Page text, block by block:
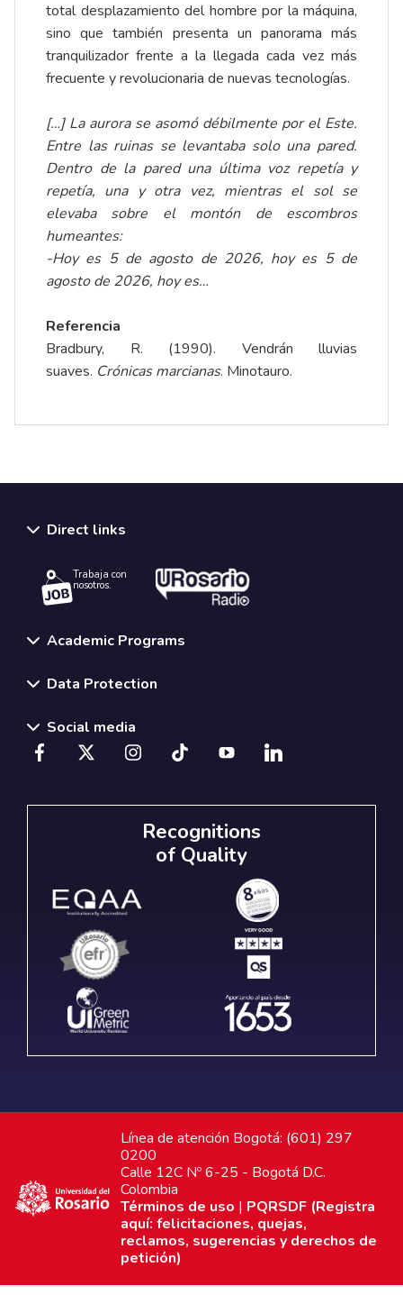
total desplazamiento del hombre por la máquina,
sino que también presenta un panorama más
tranquilizador frente a la llegada cada vez más
frecuente y revolucionaria de nuevas tecnologías.
[…] La aurora se asomó débilmente por el Este.
Entre las ruinas se levantaba solo una pared.
Dentro de la pared una última voz repetía y
repetía, una y otra vez, mientras el sol se
elevaba sobre el montón de escombros
humeantes:
-Hoy es 5 de agosto de 2026, hoy es 5 de
agosto de 2026, hoy es…
Referencia
Bradbury, R. (1990). Vendrán lluvias
suaves. Crónicas marcianas. Minotauro.
Direct links
Trabaja con
nosotros.
Academic Programs
Data Protection
Social media
Recognitions
of Quality
Línea de atención Bogotá: (601) 297
0200
Calle 12C Nº 6-25 - Bogotá D.C.
Colombia
Términos de uso | PQRSDF (Registra
aquí: felicitaciones, quejas,
reclamos, sugerencias y derechos de
petición)